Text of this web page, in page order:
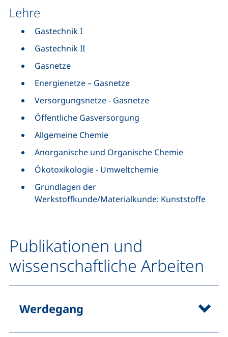
Lehre
Gastechnik I
Gastechnik II
Gasnetze
Energienetze – Gasnetze
Versorgungsnetze - Gasnetze
Öffentliche Gasversorgung
Allgemeine Chemie
Anorganische und Organische Chemie
Ökotoxikologie - Umweltchemie
Grundlagen der
Werkstoffkunde/Materialkunde: Kunststoffe
Publikationen und
wissenschaftliche Arbeiten
Werdegang